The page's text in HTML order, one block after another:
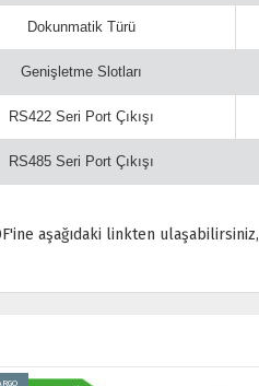
Dokunmatik Türü
Genişletme Slotları
RS422 Seri Port Çıkışı
RS485 Seri Port Çıkışı
aşağıdaki linkten ulaşabilirsiniz,